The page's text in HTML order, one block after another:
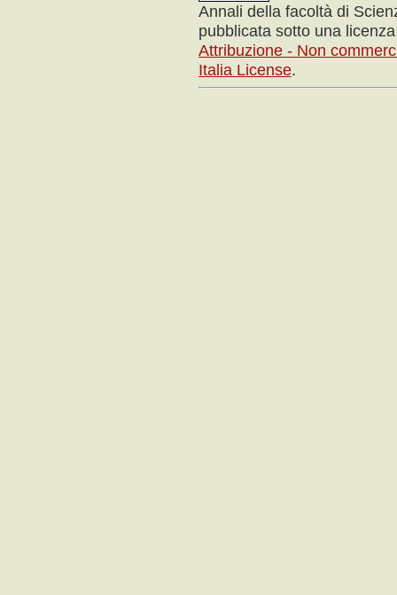
Annali della facoltà di
pubblicata sotto una
Attribuzione - Non
Italia License.